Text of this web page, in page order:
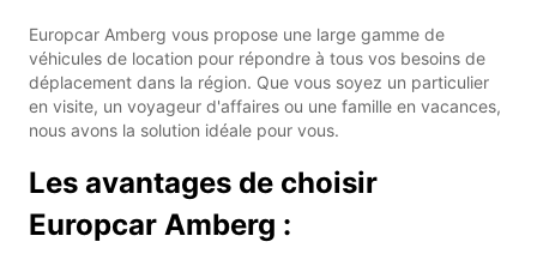
Europcar Amberg vous propose une large gamme de
véhicules de location pour répondre à tous vos besoins de
déplacement dans la région. Que vous soyez un particulier
en visite, un voyageur d'affaires ou une famille en vacances,
nous avons la solution idéale pour vous.
Les avantages de choisir
Europcar Amberg :